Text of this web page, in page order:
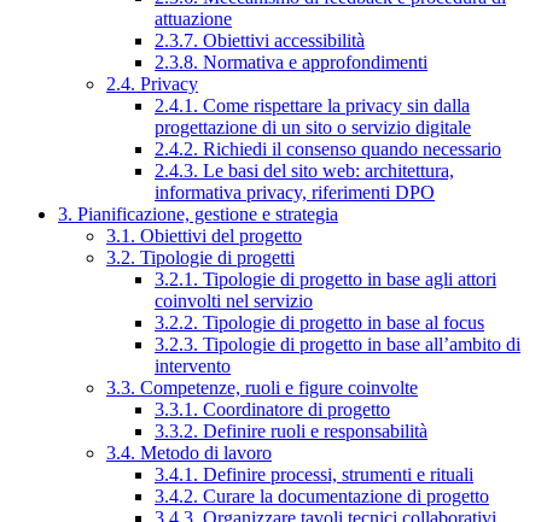
attuazione
2.3.7. Obiettivi accessibilità
2.3.8. Normativa e approfondimenti
2.4. Privacy
2.4.1. Come rispettare la privacy sin dalla
progettazione di un sito o servizio digitale
2.4.2. Richiedi il consenso quando necessario
2.4.3. Le basi del sito web: architettura,
informativa privacy, riferimenti DPO
3. Pianificazione, gestione e strategia
3.1. Obiettivi del progetto
3.2. Tipologie di progetti
3.2.1. Tipologie di progetto in base agli attori
coinvolti nel servizio
3.2.2. Tipologie di progetto in base al focus
3.2.3. Tipologie di progetto in base all’ambito di
intervento
3.3. Competenze, ruoli e figure coinvolte
3.3.1. Coordinatore di progetto
3.3.2. Definire ruoli e responsabilità
3.4. Metodo di lavoro
3.4.1. Definire processi, strumenti e rituali
3.4.2. Curare la documentazione di progetto
3.4.3. Organizzare tavoli tecnici collaborativi